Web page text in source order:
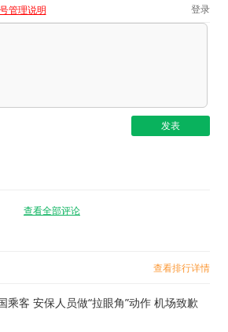
管理说明 登录
查看全部评论
查看排行详情
乘客 安保人员做“拉眼角”动作 机场致歉